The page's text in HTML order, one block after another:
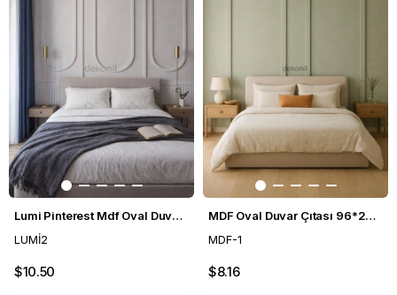
Lumi Pinterest Mdf Oval Duvar Çıtası 96*196cm
LUMİ2
$10.50
MDF Oval Duvar Çıtası 96*248cm
MDF-1
$8.16